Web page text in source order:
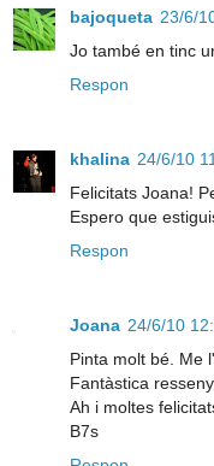
bajoqueta 23/6/
Jo també en tinc
Respon
khalina 24/6/10
Felicitats Joana!
Espero que
Respon
Joana 24/6/10
Pinta molt bé. Me
Fantàstica
Ah i moltes
B7s